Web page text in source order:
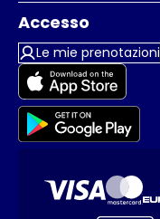
Accesso
Le mie prenotazioni